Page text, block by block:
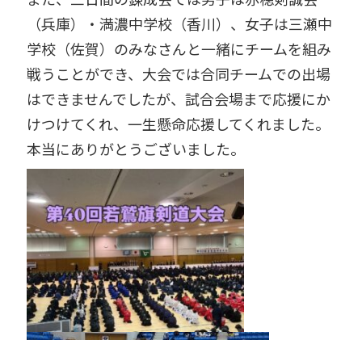
（兵庫）・満濃中学校（香川）、女子は三瀬中
学校（佐賀）のみなさんと一緒にチームを組み
戦うことができ、大会では合同チームでの出場
はできませんでしたが、試合会場まで応援にか
けつけてくれ、一生懸命応援してくれました。
本当にありがとうございました。